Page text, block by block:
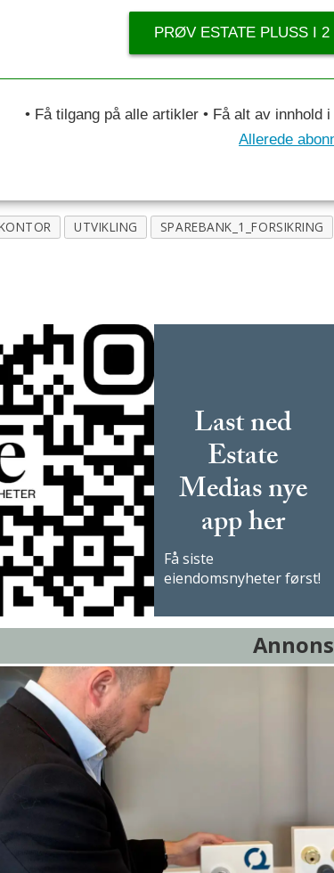
PRØV ESTATE PLUSS I
• Få tilgang på alle artikler • Få alt av
Allerede
UTVIKLING SPAREBANK_1_FORSIKRING
Last ned
Estate
Medias nye
app her
Få siste
eiendomsnyheter først!